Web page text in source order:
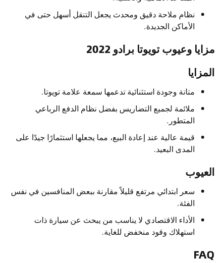
نظام ملاحة دقيق ومحدث يجعل التنقل أسهل حتى في
الأماكن الجديدة.
مزايا وعيوب تويوتا برادو 2022
المزايا
متانة وجودة استثنائية تدعمها سمعة علامة تويوتا.
ملائمة لجميع التضاريس بفضل نظام الدفع الرباعي
المتطور.
قيمة عالية عند إعادة البيع، مما يجعلها استثمارًا جيدًا على
المدى البعيد.
العيوب
سعر ابتدائي مرتفع قليلاً مقارنة ببعض المنافسين في نفس
الفئة.
الأداء الاقتصادي لا يناسب من يبحث عن سيارة ذات
استهلاك وقود منخفض للغاية.
FAQ